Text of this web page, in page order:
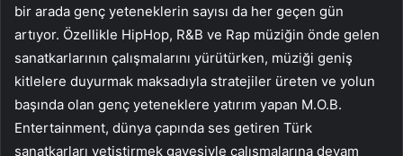
bir arada genç yeteneklerin sayısı da her geçen gün
artıyor. Özellikle HipHop, R&B ve Rap müziğin önde gelen
sanatkarlarının çalışmalarını yürütürken, müziği geniş
kitlelere duyurmak maksadıyla stratejiler üreten ve yolun
başında olan genç yeteneklere yatırım yapan M.O.B.
Entertainment, dünya çapında ses getiren Türk
sanatkarları yetiştirmek gayesiyle çalışmalarına devam